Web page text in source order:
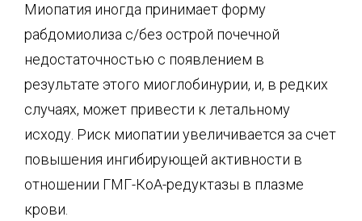
Миопатия иногда принимает форму
рабдомиолиза с/без острой почечной
недостаточностью с появлением в
результате этого миоглобинурии, и, в редких
случаях, может привести к летальному
исходу. Риск миопатии увеличивается за счет
повышения ингибирующей активности в
отношении ГМГ-КоА-редуктазы в плазме
крови.